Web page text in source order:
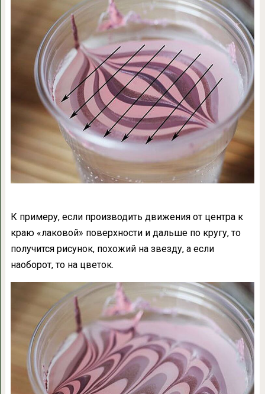
К примеру, если производить движения от центра к
краю «лаковой» поверхности и дальше по кругу, то
получится рисунок, похожий на звезду, а если
наоборот, то на цветок.